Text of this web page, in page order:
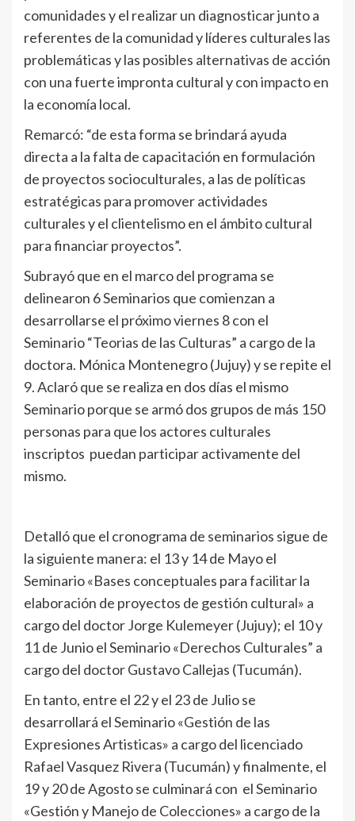
comunidades y el realizar un diagnosticar junto a
referentes de la comunidad y líderes culturales las
problemáticas y las posibles alternativas de acción
con una fuerte impronta cultural y con impacto en
la economía local.
Remarcó: “de esta forma se brindará ayuda
directa a la falta de capacitación en formulación
de proyectos socioculturales, a las de políticas
estratégicas para promover actividades
culturales y el clientelismo en el ámbito cultural
para financiar proyectos”.
Subrayó que en el marco del programa se
delinearon 6 Seminarios que comienzan a
desarrollarse el próximo viernes 8 con el
Seminario “Teorias de las Culturas” a cargo de la
doctora. Mónica Montenegro (Jujuy) y se repite el
9. Aclaró que se realiza en dos días el mismo
Seminario porque se armó dos grupos de más 150
personas para que los actores culturales
inscriptos puedan participar activamente del
mismo.
Detalló que el cronograma de seminarios sigue de
la siguiente manera: el 13 y 14 de Mayo el
Seminario «Bases conceptuales para facilitar la
elaboración de proyectos de gestión cultural» a
cargo del doctor Jorge Kulemeyer (Jujuy); el 10 y
11 de Junio el Seminario «Derechos Culturales” a
cargo del doctor Gustavo Callejas (Tucumán).
En tanto, entre el 22 y el 23 de Julio se
desarrollará el Seminario «Gestión de las
Expresiones Artisticas» a cargo del licenciado
Rafael Vasquez Rivera (Tucumán) y finalmente, el
19 y 20 de Agosto se culminará con el Seminario
«Gestión y Manejo de Colecciones» a cargo de la